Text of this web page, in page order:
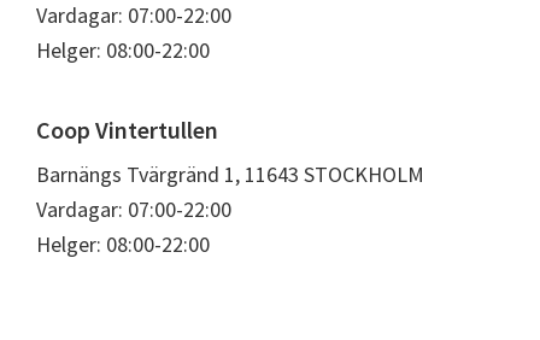
Vardagar: 07:00-22:00
Helger: 08:00-22:00
Coop Vintertullen
Barnängs Tvärgränd 1, 11643 STOCKHOLM
Vardagar: 07:00-22:00
Helger: 08:00-22:00